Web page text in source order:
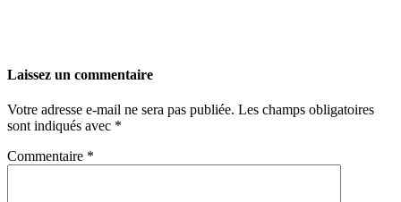
Laissez un commentaire
Votre adresse e-mail ne sera pas publiée. Les champs obligatoires
sont indiqués avec *
Commentaire *